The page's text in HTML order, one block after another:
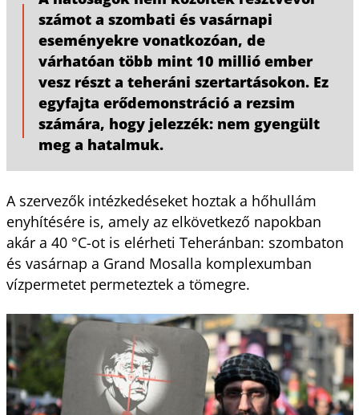
számot a szombati és vasárnapi
eseményekre vonatkozóan, de
várhatóan több mint 10 millió ember
vesz részt a teheráni szertartásokon. Ez
egyfajta erődemonstráció a rezsim
számára, hogy jelezzék: nem gyengült
meg a hatalmuk.
A szervezők intézkedéseket hoztak a hőhullám
enyhítésére is, amely az elkövetkező napokban
akár a 40 °C-ot is elérheti Teheránban: szombaton
és vasárnap a Grand Mosalla komplexumban
vízpermetet permeteztek a tömegre.